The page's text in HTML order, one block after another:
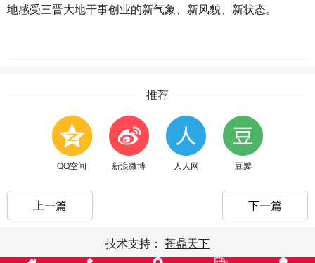
地感受三晋大地干事创业的新气象、新风貌、新状态。
推荐
QQ空间 新浪微博 人人网 豆瓣
上一篇 下一篇
技术支持： 苍鼎天下